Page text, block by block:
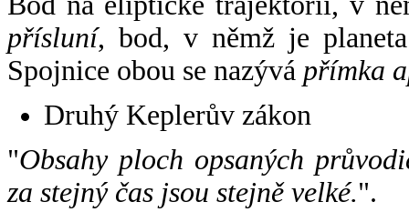
přísluní, bod, v němž je
Spojnice obou se nazývá přímka
Druhý Keplerův zákon
"Obsahy ploch opsaných
za stejný čas jsou stejně velké.".